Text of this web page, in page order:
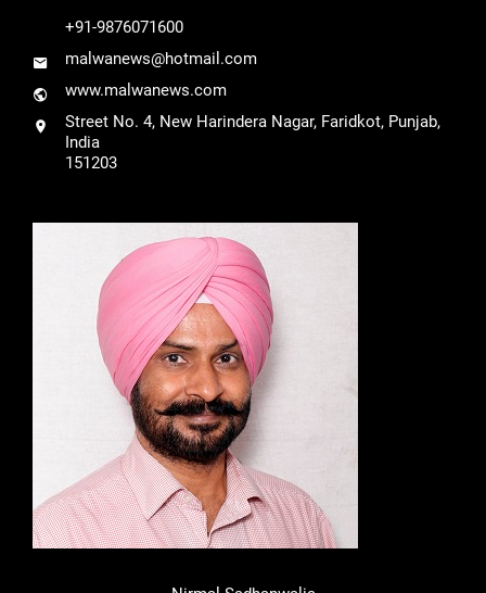
+91-9876071600
malwanews@hotmail.com
www.malwanews.com
Street No. 4, New Harindera Nagar, Faridkot, Punjab,
India
151203